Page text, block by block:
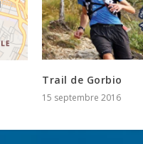
Trail de Gorbio
15 septembre 2016